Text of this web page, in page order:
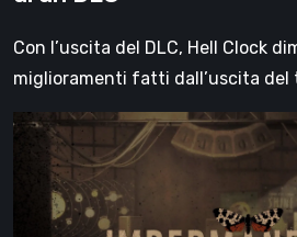
Con l’uscita del DLC, Hell Clock
miglioramenti fatti dall’uscita del
Impermanence:
costruire
santuario